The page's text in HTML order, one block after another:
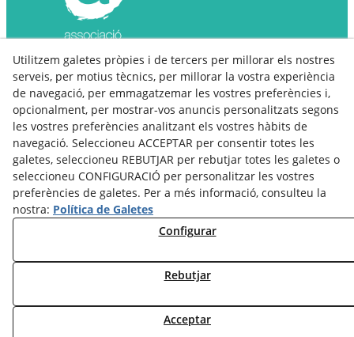
Contacte Seu Alba Jussà:
c/Pau Casals 1 (Pl. Mossén Cassimir)
25620 – Tremp
973650647 / 687697080
albajussa@aalba.cat
www.albajussa.cat
Segueix-nos a les xarxes!
reservats.
Utilitzem galetes pròpies i de tercers per millorar els nostres
serveis, per motius tècnics, per millorar la vostra experiència
de navegació, per emmagatzemar les vostres preferències i,
opcionalment, per mostrar-vos anuncis personalitzats segons
les vostres preferències analitzant els vostres hàbits de
navegació. Seleccioneu ACCEPTAR per consentir totes les
galetes, seleccioneu REBUTJAR per rebutjar totes les galetes o
seleccioneu CONFIGURACIÓ per personalitzar les vostres
preferències de galetes. Per a més informació, consulteu la
nostra: Política de Galetes
Configurar
Rebutjar
Acceptar